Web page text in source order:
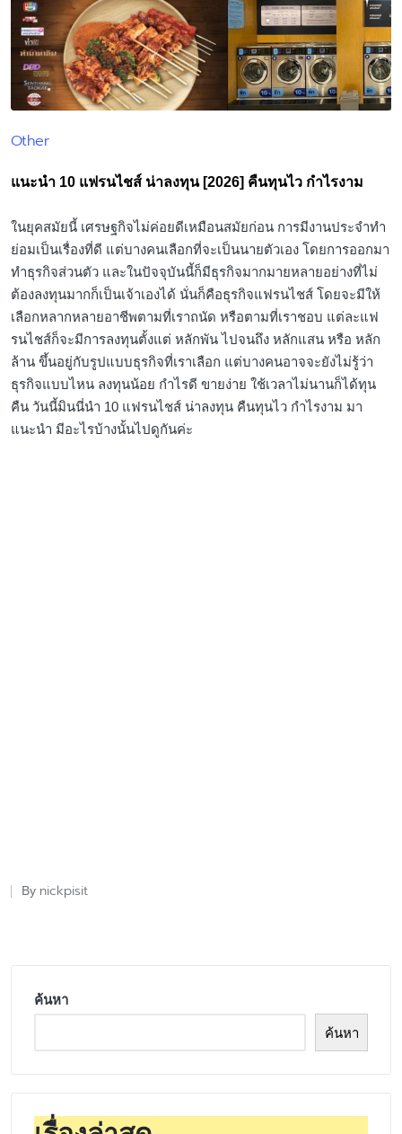
Posted
Other
แนะนำ 10 แฟรนไชส์ น่าลงทุน [2026] คืนทุนไว กำไรงาม
ในยุคสมัยนี้ เศรษฐกิจไม่ค่อยดีเหมือนสมัยก่อน การมีงานประจำทำ
ย่อมเป็นเรื่องที่ดี แต่บางคนเลือกที่จะเป็นนายตัวเอง โดยการออกมา
ทำธุรกิจส่วนตัว และในปัจจุบันนี้ก็มีธุรกิจมากมายหลายอย่างที่ไม่
ต้องลงทุนมากก็เป็นเจ้าเองได้ นั่นก็คือธุรกิจแฟรนไชส์ โดยจะมีให้
เลือกหลากหลายอาชีพตามที่เราถนัด หรือตามที่เราชอบ แต่ละแฟ
รนไชส์ก็จะมีการลงทุนตั้งแต่ หลักพัน ไปจนถึง หลักแสน หรือ หลัก
ล้าน ขึ้นอยู่กับรูปแบบธุรกิจที่เราเลือก แต่บางคนอาจจะยังไม่รู้ว่า
ธุรกิจแบบไหน ลงทุนน้อย กำไรดี ขายง่าย ใช้เวลาไม่นานก็ได้ทุน
คืน วันนี้มินนี่นำ 10 แฟรนไชส์ น่าลงทุน คืนทุนไว กำไรงาม มา
แนะนำ มีอะไรบ้างนั้นไปดูกันค่ะ
Posted
By nickpisit
ค้นหา
ค้นหา